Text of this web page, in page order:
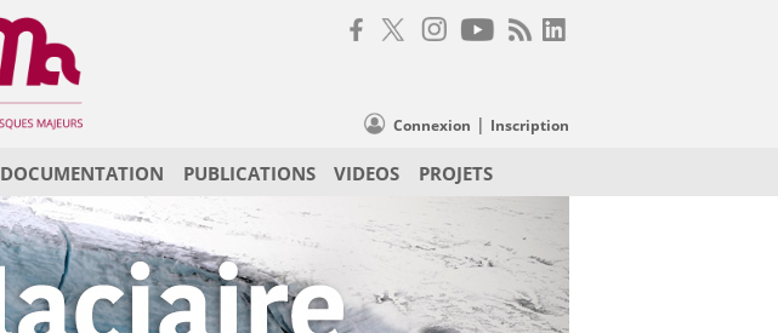
Connexion | Inscription
DOCUMENTATION PUBLICATIONS VIDEOS PROJETS